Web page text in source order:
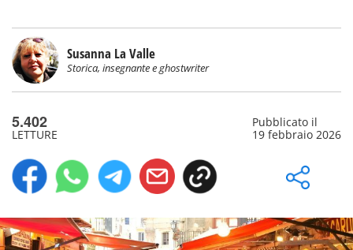
Susanna La Valle
Storica, insegnante e ghostwriter
5.402
LETTURE
Pubblicato il
19 febbraio 2026